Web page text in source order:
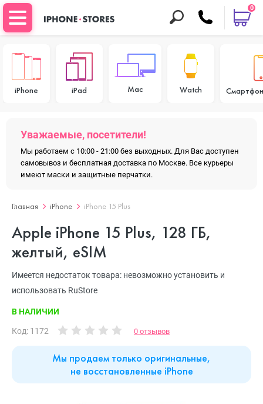
0
iPhone iPad Mac Watch
Уважаемые, посетители!
Мы работаем с 10:00 - 21:00 без выходных. Для Вас доступен
самовывоз и бесплатная доставка по Москве. Все курьеры
имеют маски и защитные перчатки.
Главная iPhone iPhone 15 Plus
Apple iPhone 15 Plus, 128 ГБ,
желтый, eSIM
Имеется недостаток товара: невозможно установить и
использовать RuStore
В НАЛИЧИИ
Код: 1172 0 отзывов
Мы продаем только оригинальные,
не восстановленные iPhone